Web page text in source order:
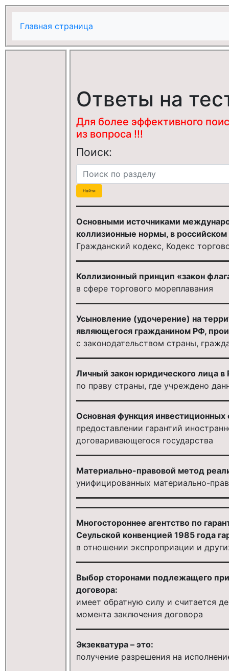
Главная страница
Ответы на
Для более эффективного
из вопроса !!!
Поиск:
Основными источниками
коллизионные нормы, в российском
Гражданский кодекс, Кодекс
Коллизионный принцип «закон
в сфере торгового мореплавания
Усыновление (удочерение) на
являющегося гражданином РФ,
с законодательством страны,
Личный закон юридического лица
по праву страны, где учреждено
Основная функция инвестиционных
предоставлении гарантий
договаривающегося государства
Материально-правовой метод
унифицированных материально-
Многостороннее агентство по
Сеульской конвенцией 1985 года
в отношении экспроприации и
Выбор сторонами подлежащего
договора:
имеет обратную силу и считается
момента заключения договора
Экзекватура – это:
получение разрешения на